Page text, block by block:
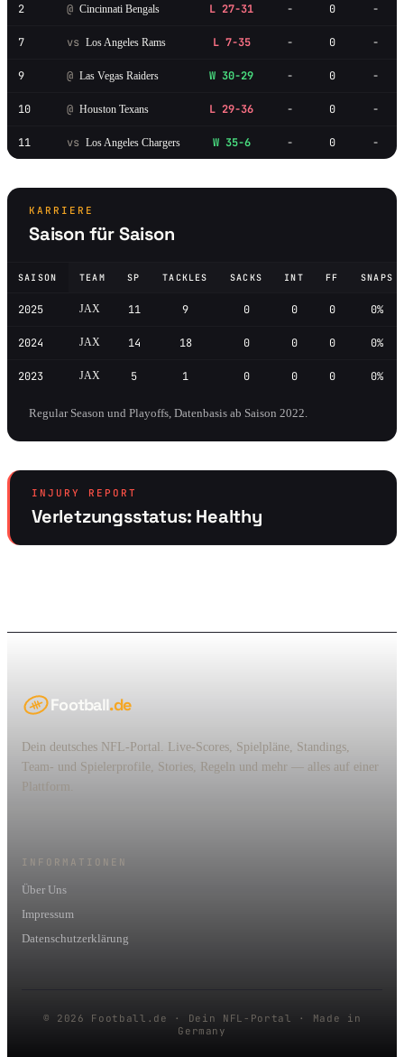
2 @ Cincinnati Bengals L 27-31 - 0 -
7 vs Los Angeles Rams L 7-35 - 0 -
9 @ Las Vegas Raiders W 30-29 - 0 -
10 @ Houston Texans L 29-36 - 0 -
11 vs Los Angeles Chargers W 35-6 - 0 -
KARRIERE
Saison für Saison
SAISON TEAM SP TACKLES SACKS INT FF SNAPS
2025 JAX 11 9 0 0 0 0%
2024 JAX 14 18 0 0 0 0%
2023 JAX 5 1 0 0 0 0%
Regular Season und Playoffs, Datenbasis ab Saison 2022.
INJURY REPORT
Verletzungsstatus: Healthy
Football.de
Dein deutsches NFL-Portal. Live-Scores, Spielpläne, Standings,
Team- und Spielerprofile, Stories, Regeln und mehr — alles auf einer
Plattform.
INFORMATIONEN
Über Uns
Impressum
Datenschutzerklärung
© 2026 Football.de · Dein NFL-Portal · Made in
Germany